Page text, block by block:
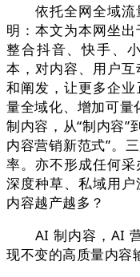
依托全网全域流
明：本文为本网坐
整合抖音、快手、
本，对内容、用户
和阐发，让更多企
量全域化、增加可量
制内容，从“制内容”
内容营销新范式”。
率。亦不形成任何
深度种草、私域用户
内容越产越多？
AI 制内容，AI 营
现不变的高质量内容